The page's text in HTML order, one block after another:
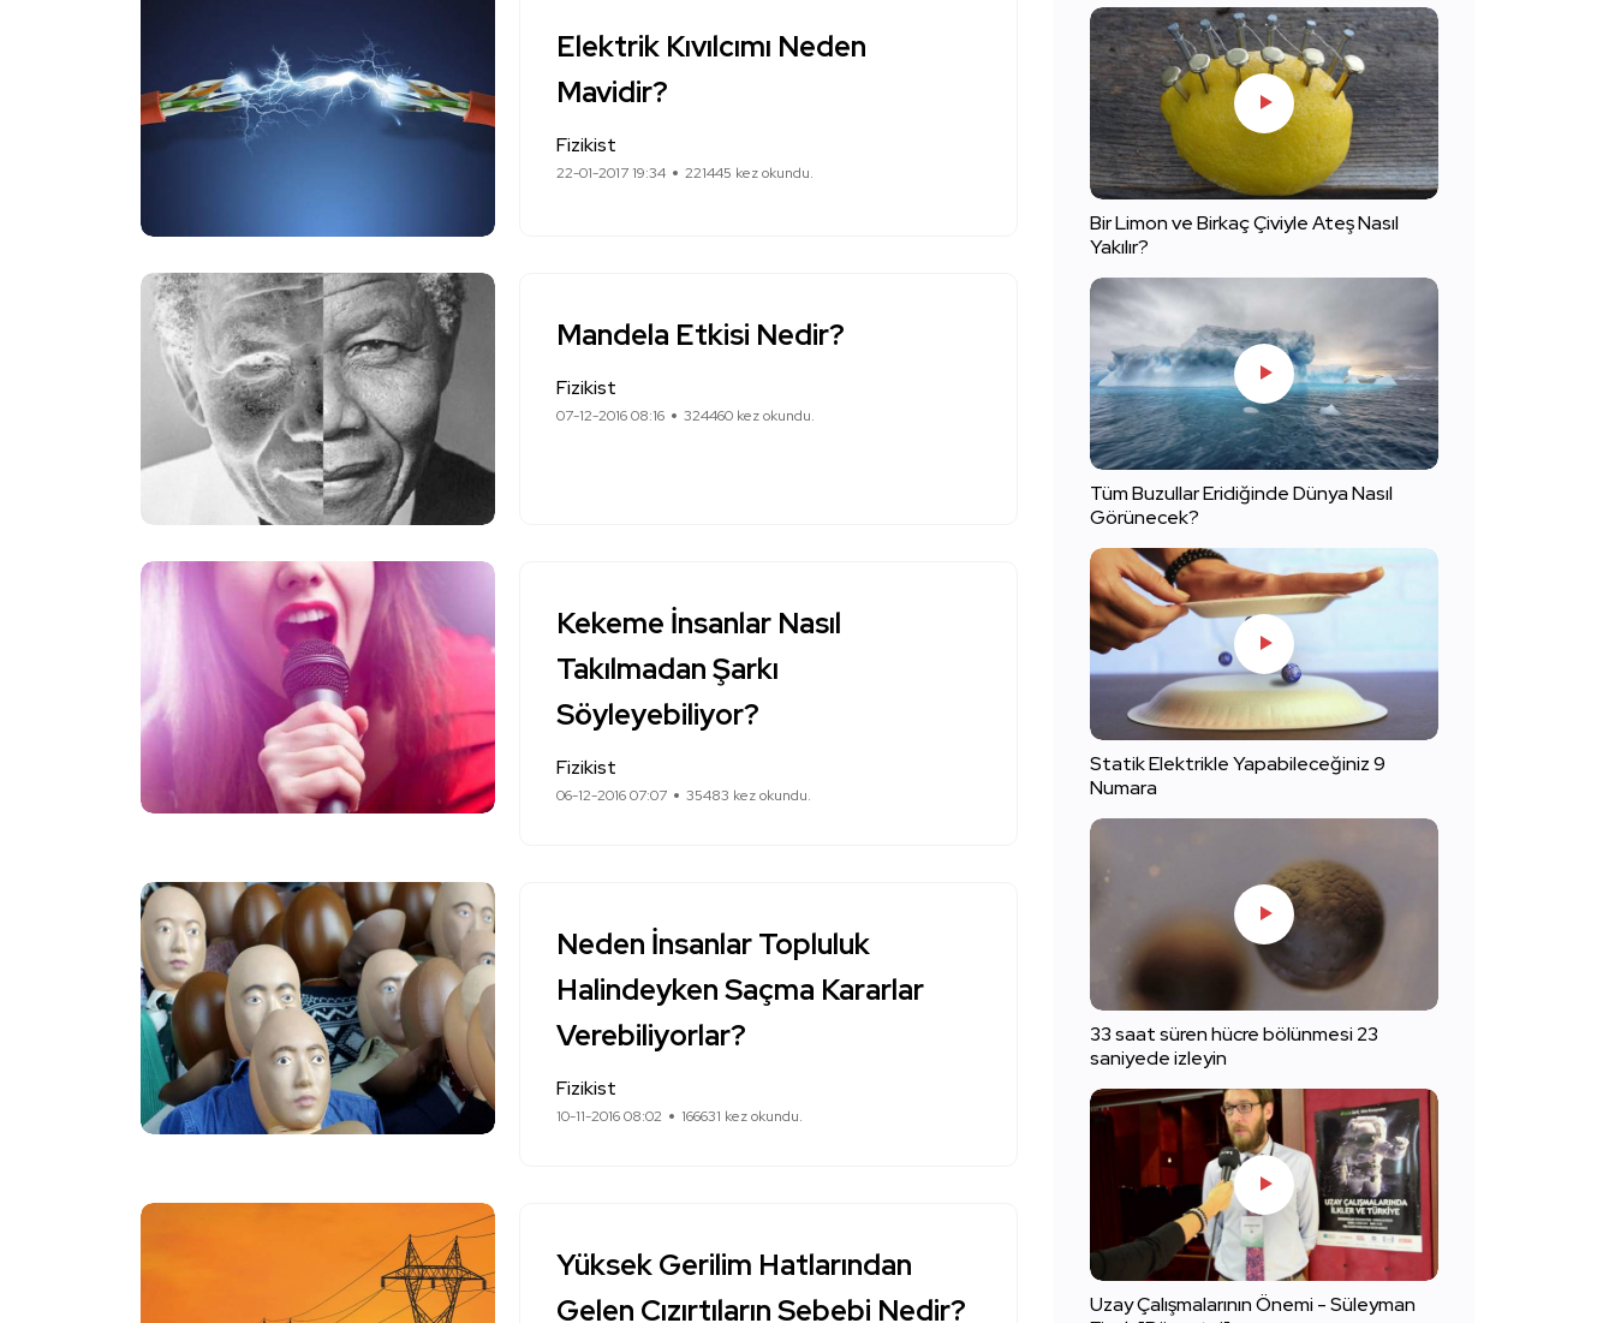
Elektrik Kıvılcımı Neden
Mavidir?
Fizikist
22-01-2017 19:34 221445 kez okundu.
Mandela Etkisi Nedir?
Fizikist
07-12-2016 08:16 324460 kez okundu.
Kekeme İnsanlar Nasıl
Takılmadan Şarkı
Söyleyebiliyor?
Fizikist
06-12-2016 07:07 35483 kez okundu.
Neden İnsanlar Topluluk
Halindeyken Saçma Kararlar
Verebiliyorlar?
Fizikist
10-11-2016 08:02 166631 kez okundu.
Yüksek Gerilim Hatlarından
Gelen Cızırtıların Sebebi Nedir?
Bir Limon ve Birkaç Çiviyle Ateş Nasıl
Yakılır?
Tüm Buzullar Eridiğinde Dünya Nasıl
Görünecek?
Statik Elektrikle Yapabileceğiniz 9
Numara
33 saat süren hücre bölünmesi 23
saniyede izleyin
Uzay Çalışmalarının Önemi - Süleyman